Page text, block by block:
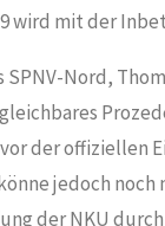
wird mit der
Nord,
der offiziellen
jedoch
der NKU